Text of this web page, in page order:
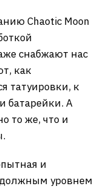
Chaotic Moon
снабжают нас
как
татуировки, к
батарейки. А
то же, что и
и
должным уровнем